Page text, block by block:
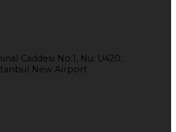
Caddesi No:1, Nu: U420,
New Airport